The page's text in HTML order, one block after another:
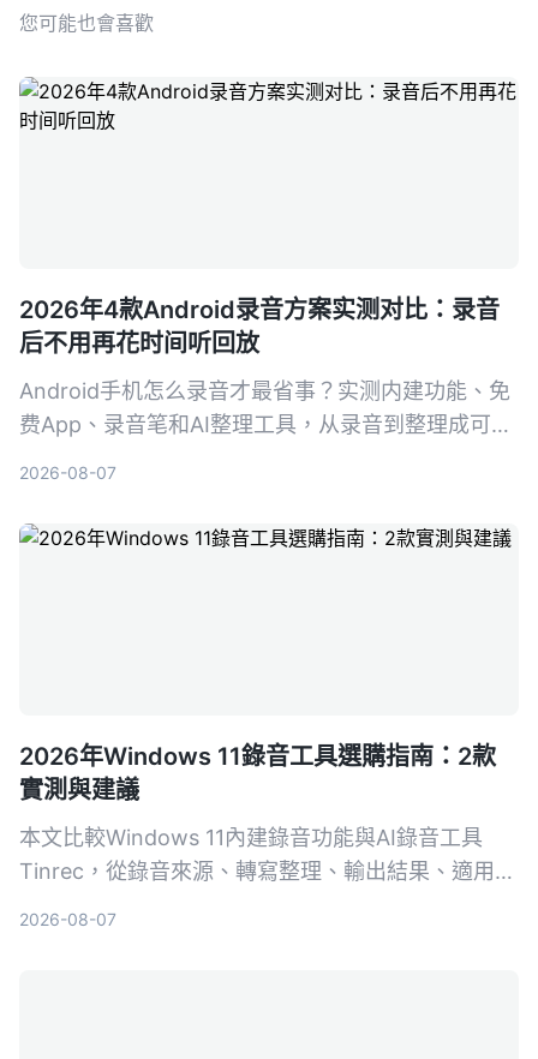
您可能也會喜歡
2026年4款Android录音方案实测对比：录音
后不用再花时间听回放
Android手机怎么录音才最省事？实测内建功能、免
费App、录音笔和AI整理工具，从录音到整理成可行
2026-08-07
2026年Windows 11錄音工具選購指南：2款
實測與建議
本文比較Windows 11內建錄音功能與AI錄音工具
Tinrec，從錄音來源、轉寫整理、輸出結果、適用場
2026-08-07